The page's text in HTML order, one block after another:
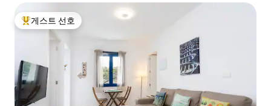
상위 게스트 선호
게스트 선호